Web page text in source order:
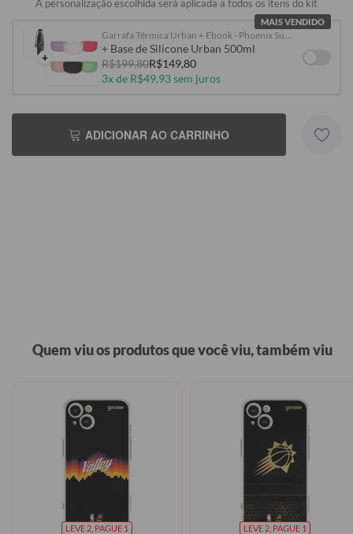
A personalização escolhida será aplicada a todos os itens do kit
MAIS VENDIDO
+
+ Base de Silicone Urban 500ml
R$199,80R$149,80
3x de R$49,93 sem juros
ADICIONAR AO CARRINHO
Quem viu os produtos que você viu, também viu
LEVE 2, PAGUE 1 LEVE 2, PAGUE 1